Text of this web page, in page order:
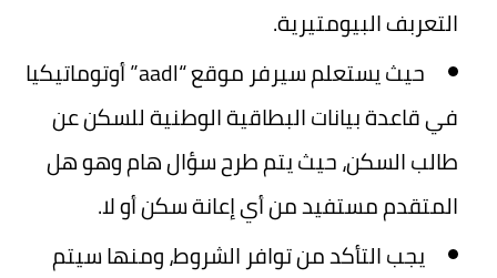
التعربف البيومتيرية.
حيث يستعلم سيرفر موقع “aadl” أوتوماتيكيا
في قاعدة بيانات البطاقية الوطنية للسكن عن
طالب السكن، حيث يتم طرح سؤال هام وهو هل
المتقدم مستفيد من أي إعانة سكن أو لا.
يجب التأكد من توافر الشروط، ومنها سيتم